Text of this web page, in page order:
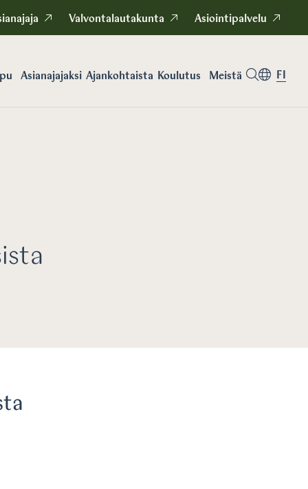
Valvontalautakunta Asiointipalvelu
Asianajajaksi Ajankohtaista Koulutus Meistä FI